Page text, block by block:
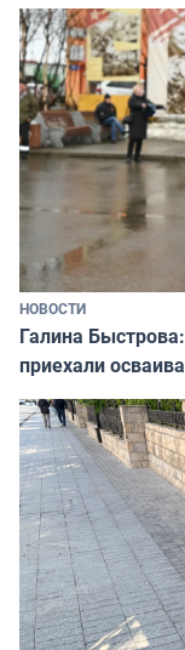
НОВОСТИ
Галина
приехали